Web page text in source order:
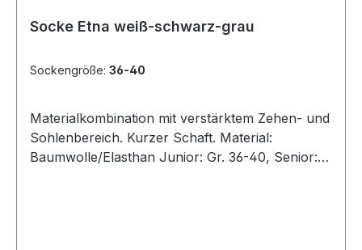
Socke Etna weiß-schwarz-grau
Sockengröße: 36-40
Materialkombination mit verstärktem Zehen- und
Sohlenbereich. Kurzer Schaft. Material:
Baumwolle/Elasthan Junior: Gr. 36-40, Senior: